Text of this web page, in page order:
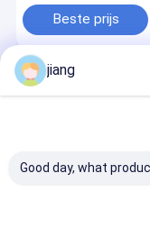
lengte volgens de
behoeften
Beste prijs
ons
jiang
Good day, what